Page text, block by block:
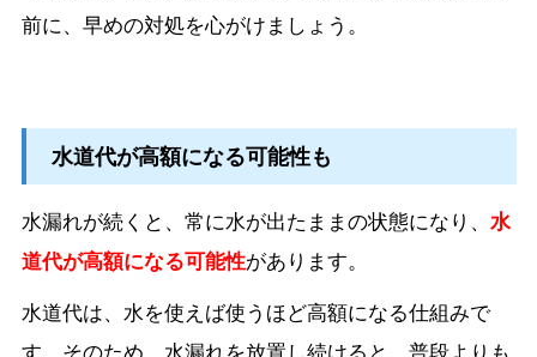
前に、早めの対処を心がけましょう。
水道代が高額になる可能性も
水漏れが続くと、常に水が出たままの状態になり、 水
道代が高額になる可能性があります。
水道代は、水を使えば使うほど高額になる仕組みで
す。そのため、水漏れを放置し続けると、普段よりも